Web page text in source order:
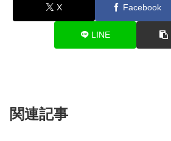
X Facebook
LINE
関連記事